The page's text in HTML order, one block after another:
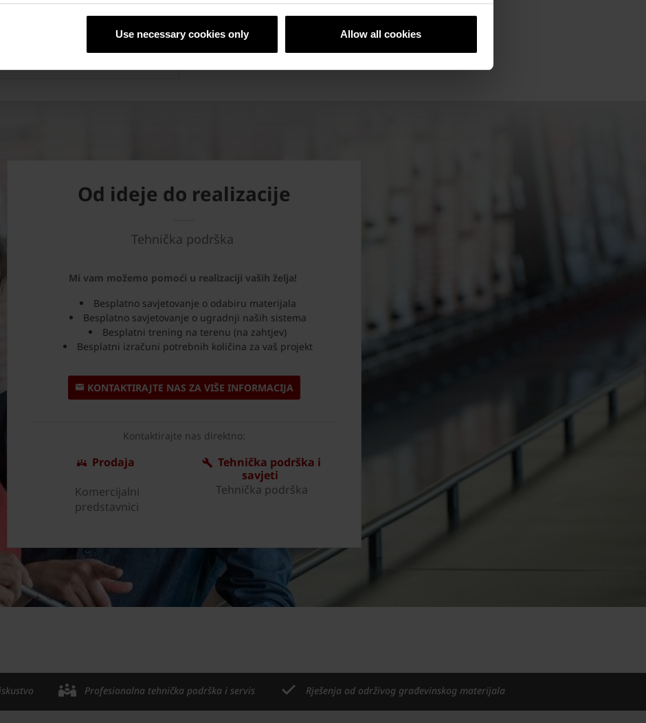
Use necessary cookies only Allow all cookies
komercijalnih i industrijskih
Od ideje do realizacije
Tehnička podrška
Mi vam možemo pomoći u realizaciji vaših želja!
Besplatno savjetovanje o odabiru materijala
Besplatno savjetovanje o ugradnji naših sistema
Besplatni trening na terenu (na zahtjev)
Besplatni izračuni potrebnih količina za vaš projekt
KONTAKTIRAJTE NAS ZA VIŠE INFORMACIJA
Kontaktirajte nas direktno:
Prodaja
Komercijalni
predstavnici
Tehnička podrška i
savjeti
Tehnička podrška
Profesionalna tehnička podrška i servis Rješenja od održivog građevinskog materijala